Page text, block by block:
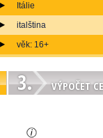
Itálie
italština
věk: 16+
3. VÝPOČET